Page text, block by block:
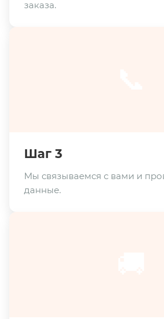
заказа.
Шаг 3
Мы связываемся с вами и
данные.